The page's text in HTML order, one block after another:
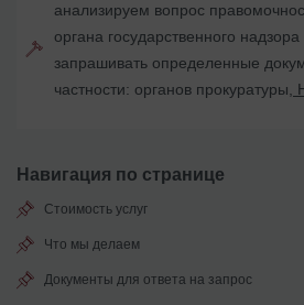
анализируем вопрос
органа государственного
запрашивать определенные
частности: органов прокуратуры,
Навигация по странице
Стоимость услуг
Что мы делаем
Документы для ответа на запрос